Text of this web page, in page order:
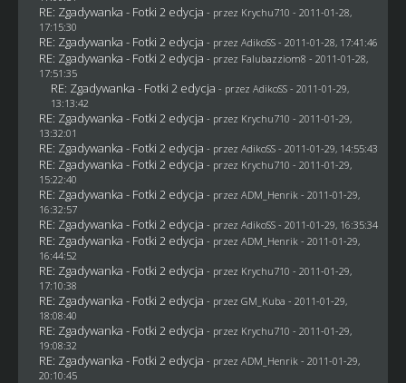
RE: Zgadywanka - Fotki 2 edycja - przez Krychu710 - 2011-01-28,
17:15:30
RE: Zgadywanka - Fotki 2 edycja - przez AdikoSS - 2011-01-28, 17:41:46
RE: Zgadywanka - Fotki 2 edycja - przez Falubazziom8 - 2011-01-28,
17:51:35
RE: Zgadywanka - Fotki 2 edycja - przez AdikoSS - 2011-01-29,
13:13:42
RE: Zgadywanka - Fotki 2 edycja - przez Krychu710 - 2011-01-29,
13:32:01
RE: Zgadywanka - Fotki 2 edycja - przez AdikoSS - 2011-01-29, 14:55:43
RE: Zgadywanka - Fotki 2 edycja - przez Krychu710 - 2011-01-29,
15:22:40
RE: Zgadywanka - Fotki 2 edycja - przez ADM_Henrik - 2011-01-29,
16:32:57
RE: Zgadywanka - Fotki 2 edycja - przez AdikoSS - 2011-01-29, 16:35:34
RE: Zgadywanka - Fotki 2 edycja - przez ADM_Henrik - 2011-01-29,
16:44:52
RE: Zgadywanka - Fotki 2 edycja - przez Krychu710 - 2011-01-29,
17:10:38
RE: Zgadywanka - Fotki 2 edycja - przez GM_Kuba - 2011-01-29,
18:08:40
RE: Zgadywanka - Fotki 2 edycja - przez Krychu710 - 2011-01-29,
19:08:32
RE: Zgadywanka - Fotki 2 edycja - przez ADM_Henrik - 2011-01-29,
20:10:45